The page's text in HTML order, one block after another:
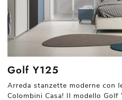
Golf Y125
Arreda stanzette moderne con
Colombini Casa! Il modello